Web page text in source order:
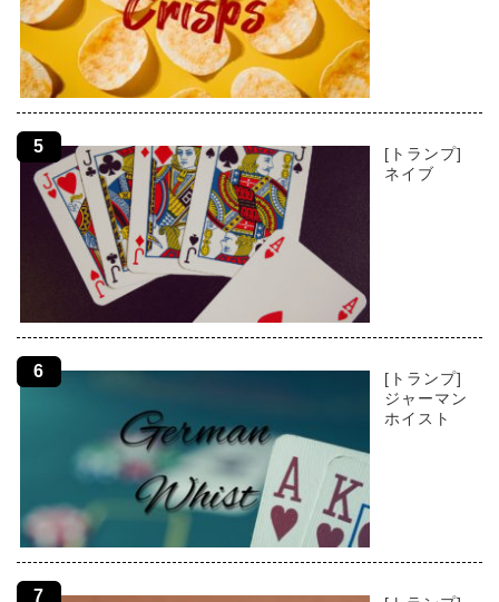
[トランプ]
ネイブ
[トランプ]
ジャーマン
ホイスト